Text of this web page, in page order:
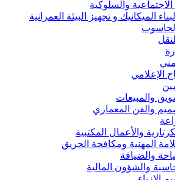
والسلوكية
الميكانيك و تجهيز البيئة العمرانية
الإعلامي
والمبيعات
والفن المعماري
والأعمال المكتبية
المهنية ومكافحة الحريق
والضيافة
والشؤون المالية